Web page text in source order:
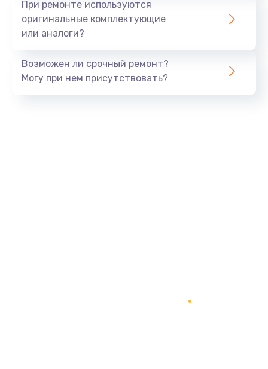
При ремонте используются
оригинальные комплектующие
или аналоги?
Возможен ли срочный ремонт?
Могу при нем присутствовать?